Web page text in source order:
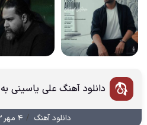
دانلود آهنگ علی یاسینی
دانلود آهنگ / ۴ مهر ۱۴۰۳